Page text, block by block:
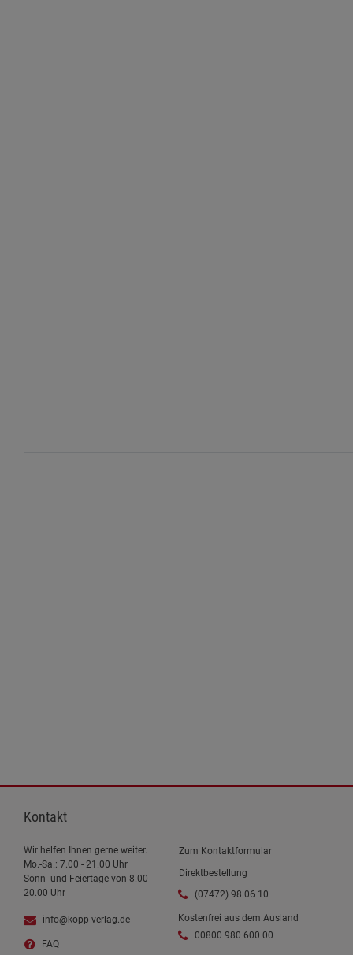
Kontakt
Wir helfen Ihnen gerne weiter.
Mo.-Sa.: 7.00 - 21.00 Uhr
Sonn- und Feiertage von 8.00 -
20.00 Uhr
info@kopp-verlag.de
FAQ
Zum Kontaktformular
Direktbestellung
(07472) 98 06 10
Kostenfrei aus dem Ausland
00800 980 600 00